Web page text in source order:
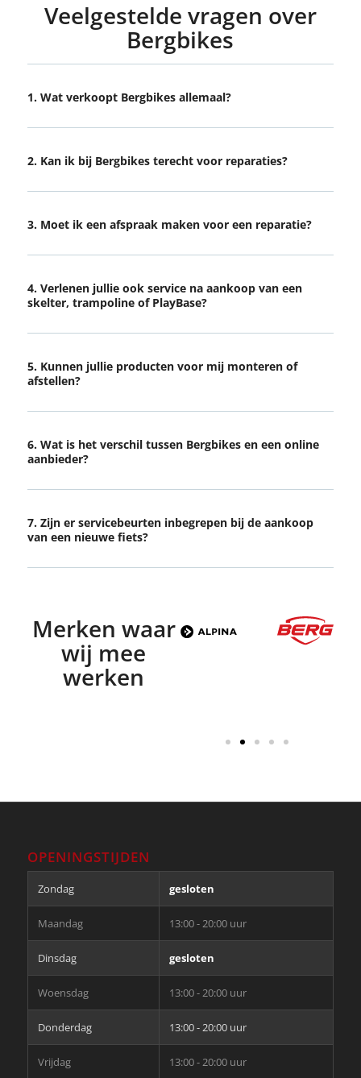
Veelgestelde vragen over
Bergbikes
1. Wat verkoopt Bergbikes allemaal?
2. Kan ik bij Bergbikes terecht voor reparaties?
3. Moet ik een afspraak maken voor een reparatie?
4. Verlenen jullie ook service na aankoop van een
skelter, trampoline of PlayBase?
5. Kunnen jullie producten voor mij monteren of
afstellen?
6. Wat is het verschil tussen Bergbikes en een online
aanbieder?
7. Zijn er servicebeurten inbegrepen bij de aankoop
van een nieuwe fiets?
Merken waar
wij mee
werken
OPENINGSTIJDEN
Zondag gesloten
Maandag 13:00 - 20:00 uur
Dinsdag gesloten
Woensdag 13:00 - 20:00 uur
Donderdag 13:00 - 20:00 uur
Vrijdag 13:00 - 20:00 uur